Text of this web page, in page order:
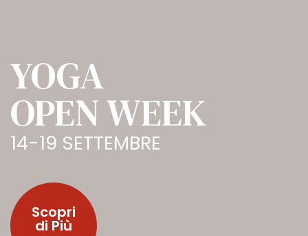
YOGA
OPEN WEEK
14-19 SETTEMBRE
Scopri
di Più